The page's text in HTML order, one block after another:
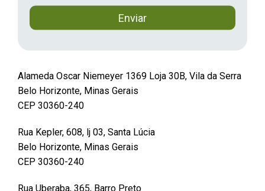
Alameda Oscar Niemeyer 1369 Loja 30B, Vila da Serra
Belo Horizonte, Minas Gerais
CEP 30360-240
Rua Kepler, 608, lj 03, Santa Lúcia
Belo Horizonte, Minas Gerais
CEP 30360-240
Rua Uberaba, 365, Barro Preto